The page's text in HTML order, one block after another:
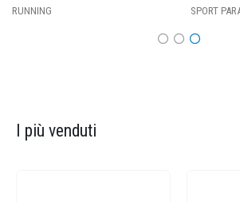
RUNNING SPORT
I più venduti